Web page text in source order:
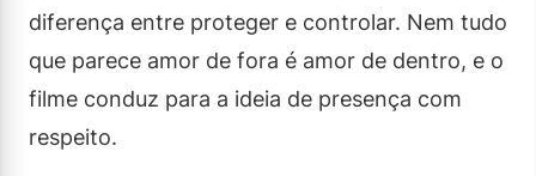
diferença entre proteger e controlar. Nem tudo
que parece amor de fora é amor de dentro, e o
filme conduz para a ideia de presença com
respeito.